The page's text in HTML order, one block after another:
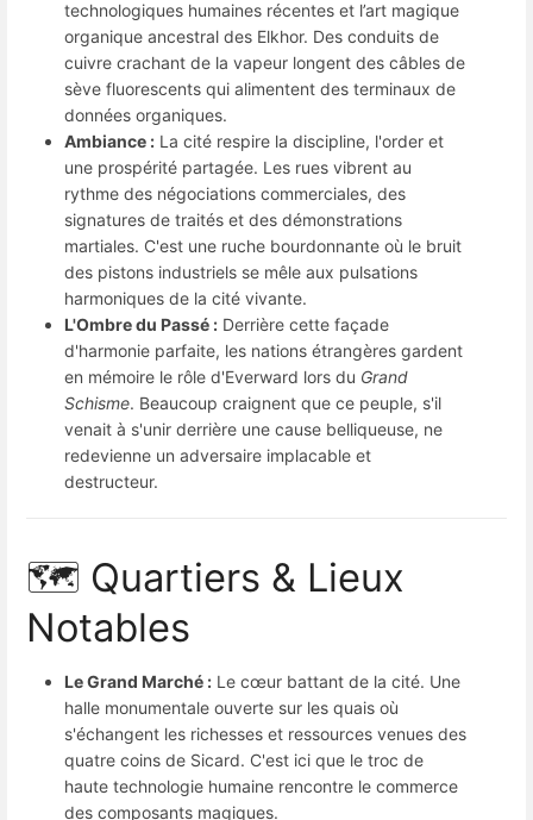
technologiques humaines récentes et l’art magique
organique ancestral des Elkhor. Des conduits de
cuivre crachant de la vapeur longent des câbles de
sève fluorescents qui alimentent des terminaux de
données organiques.
Ambiance : La cité respire la discipline, l'order et
une prospérité partagée. Les rues vibrent au
rythme des négociations commerciales, des
signatures de traités et des démonstrations
martiales. C'est une ruche bourdonnante où le bruit
des pistons industriels se mêle aux pulsations
harmoniques de la cité vivante.
L'Ombre du Passé : Derrière cette façade
d'harmonie parfaite, les nations étrangères gardent
en mémoire le rôle d'Everward lors du Grand
Schisme. Beaucoup craignent que ce peuple, s'il
venait à s'unir derrière une cause belliqueuse, ne
redevienne un adversaire implacable et
destructeur.
🗺️ Quartiers & Lieux
Notables
Le Grand Marché : Le cœur battant de la cité. Une
halle monumentale ouverte sur les quais où
s'échangent les richesses et ressources venues des
quatre coins de Sicard. C'est ici que le troc de
haute technologie humaine rencontre le commerce
des composants magiques.